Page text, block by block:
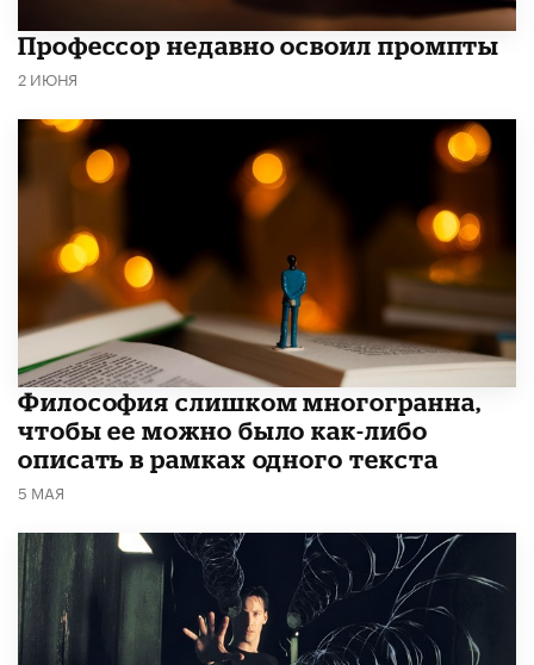
​Профессор недавно освоил промпты
2 ИЮНЯ
Философия слишком многогранна,
чтобы ее можно было как-либо
описать в рамках одного текста
5 МАЯ